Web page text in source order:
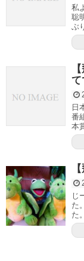
私
聡
ぶ
て
日
番
本
じ
た
た